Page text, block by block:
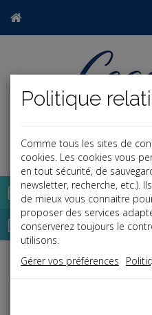
Base documentaire
Dépêches
Liste des dernières
Comme tous les sites de
cookies. Les cookies vous
en tout sécurité, de
newsletter, recherche, etc.).
de mieux vous connaitre
proposer des services
conserverez toujours le
utilisons.
Gérer vos préférences